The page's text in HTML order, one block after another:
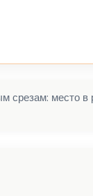
место в